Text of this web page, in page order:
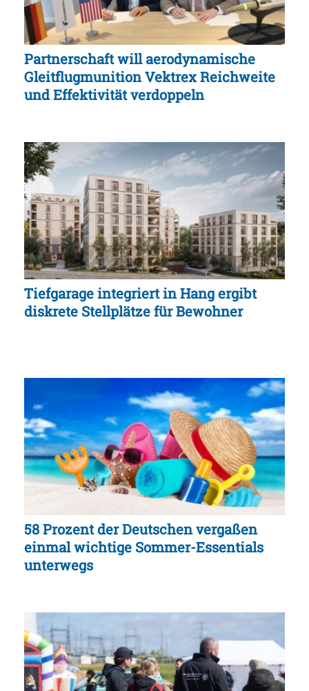
Partnerschaft will aerodynamische
Gleitflugmunition Vektrex Reichweite
und Effektivität verdoppeln
Tiefgarage integriert in Hang ergibt
diskrete Stellplätze für Bewohner
58 Prozent der Deutschen vergaßen
einmal wichtige Sommer-Essentials
unterwegs